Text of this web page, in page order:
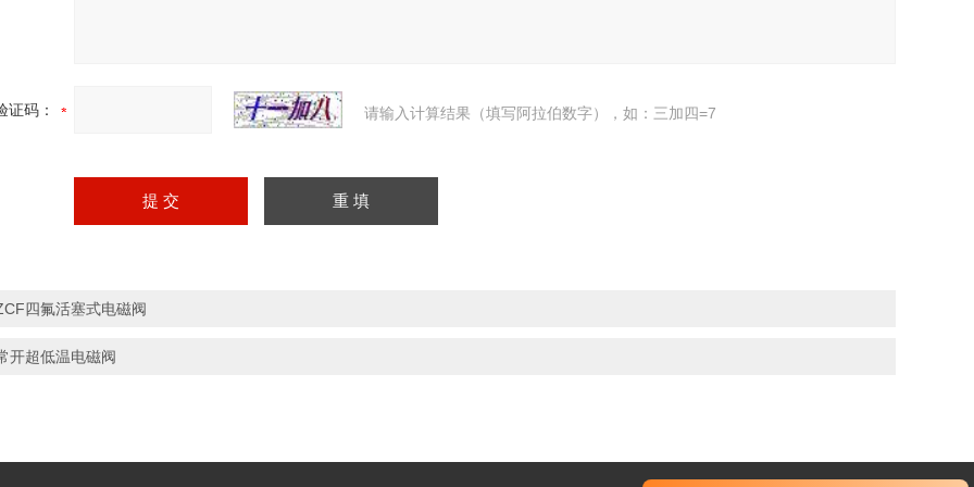
证码： 请输入计算结果（填写阿拉伯数字），如：三加四=7
四氟活塞式电磁阀
开超低温电磁阀